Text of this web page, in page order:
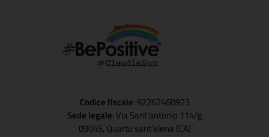
Codice fiscale: 92262460923
Sede legale: Via Sant’antonio 114/g
09045, Quartu sant’elena (CA)